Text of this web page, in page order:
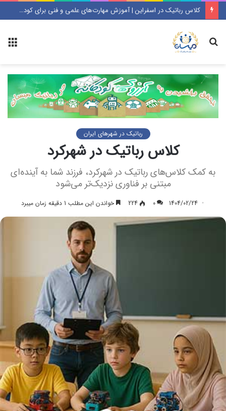
کلاس رباتیک در اسفراین | آموزش مهارت‌های علمی و فنی برای کودکان و نوجوانان
جستجو
رباتیک در شهرهای ایران
کلاس رباتیک در شهرکرد
به کمک کلاس‌های رباتیک در شهرکرد، فرزند شما به آینده‌ای
مبتنی بر فناوری نزدیک‌تر می‌شود
1404/02/24
0
224 خواندن این مطلب 1 دقیقه زمان میبرد